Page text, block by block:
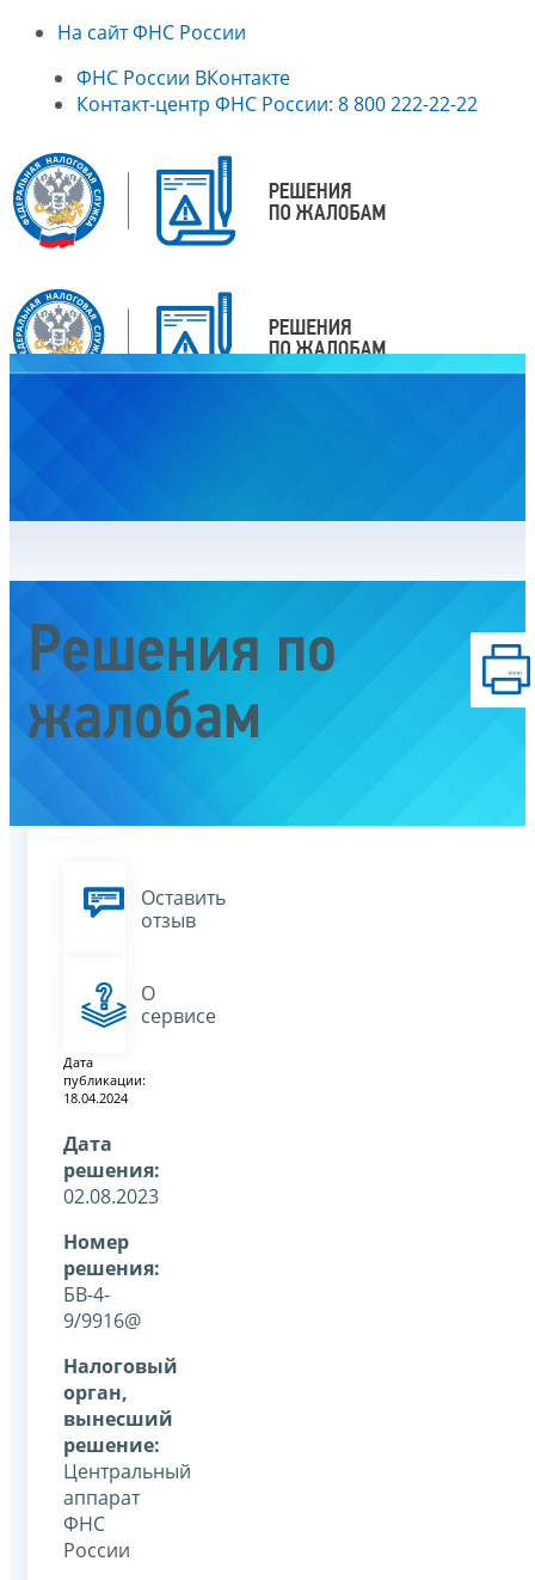
На сайт ФНС России
ФНС России ВКонтакте
Контакт-центр ФНС России: 8 800 222-22-22
Решения по
жалобам
Оставить
отзыв
О
сервисе
Дата
публикации:
18.04.2024
Дата
решения:
02.08.2023
Номер
решения:
БВ-4-
9/9916@
Налоговый
орган,
вынесший
решение:
Центральный
аппарат
ФНС
России